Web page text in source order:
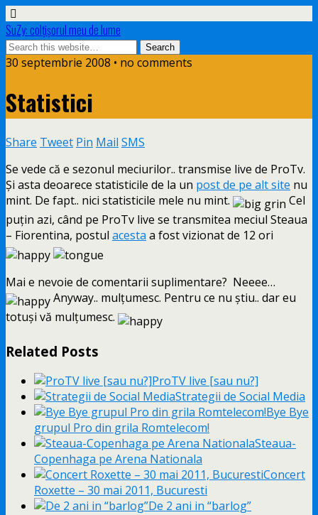
SuZy: colţişorul meu de lume
30 septembrie 2008 • no comments
Statistici
Share Tweet Pin Mail SMS
Se vede că e sezonul meciurilor.. transmise live de ProTv.
Şi asta deoarece statisticile de la un post de pe alt site nu
mint. De fapt.. nici statisticile mele nu mint.
Cel
puţin azi, când pe ProTv live se transmitea meciul Steaua
– Fiorentina, postul acesta a fost vizionat de 12 ori
Mai e nevoie de comentarii suplimentare? Neeee…
Anyway.. mulţumesc. Pentru ce nu ştiu.. dar eu
totuşi vă mulţumesc.
Related Posts
ProTV live [sau nu?]
Strategii de Social Media
Bye Bye
grupul Pro din grila Romtelecom!
Steaua-
Copenhaga pe Arena Nationala
Concert
Roxette – 30 mai 2011, Bucuresti
De 2 ani in “barlog”